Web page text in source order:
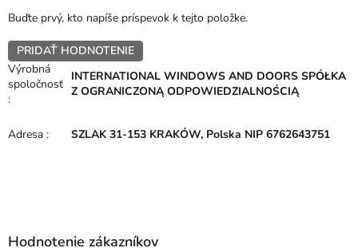
Buďte prvý, kto napíše príspevok k tejto položke.
PRIDAŤ HODNOTENIE
Výrobná
spoločnosť
:
INTERNATIONAL WINDOWS AND DOORS SPÓŁKA
Z OGRANICZONĄ ODPOWIEDZIALNOŚCIĄ
Adresa : SZLAK 31-153 KRAKÓW, Polska NIP 6762643751
Hodnotenie zákazníkov